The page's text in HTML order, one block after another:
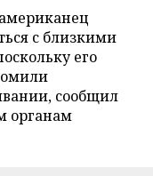
с близкими
его
сообщил
органам